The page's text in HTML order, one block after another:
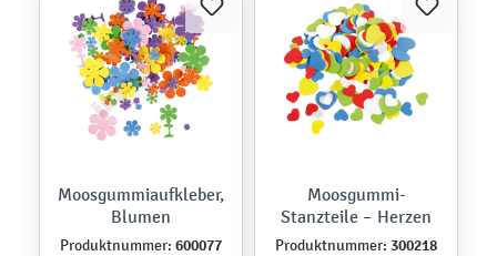
Moosgummiaufkleber,
Blumen
Produktnummer: 600077
Moosgummi-
Stanzteile – Herzen
Produktnummer: 300218